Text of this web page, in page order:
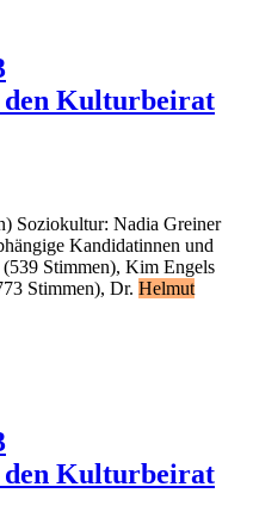
den Kulturbeirat
Soziokultur: Nadia Greiner
Kandidatinnen und
Stimmen), Kim Engels
Stimmen), Dr. Helmut
den Kulturbeirat